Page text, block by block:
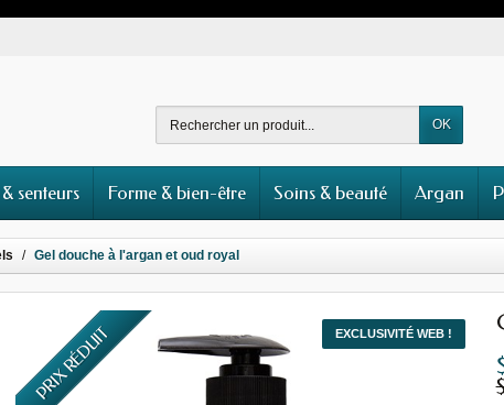
OK
senteurs Forme & bien-être Soins & beauté Argan
Gel douche à l'argan et oud royal
PRIX RÉDUIT EXCLUSIVITÉ WEB !